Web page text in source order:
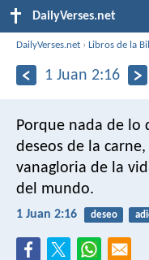
DailyVerses.net
DailyVerses.net ›Libros de la
1 Juan 2:16
Porque nada de
deseos de la
vanagloria de la
del mundo.
1 Juan 2:16 deseo